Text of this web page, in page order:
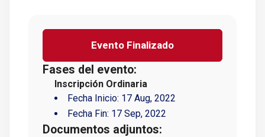
Evento Finalizado
Fases del evento:
Inscripción Ordinaria
Fecha Inicio: 17 Aug, 2022
Fecha Fin: 17 Sep, 2022
Documentos adjuntos: